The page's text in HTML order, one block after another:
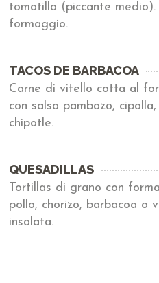
tomatillo (piccante
formaggio.
TACOS DE BARBACOA
Carne di vitello cotta al
con salsa pambazo,
chipotle.
QUESADILLAS
Tortillas di grano con
pollo, chorizo, barbacoa o
insalata.